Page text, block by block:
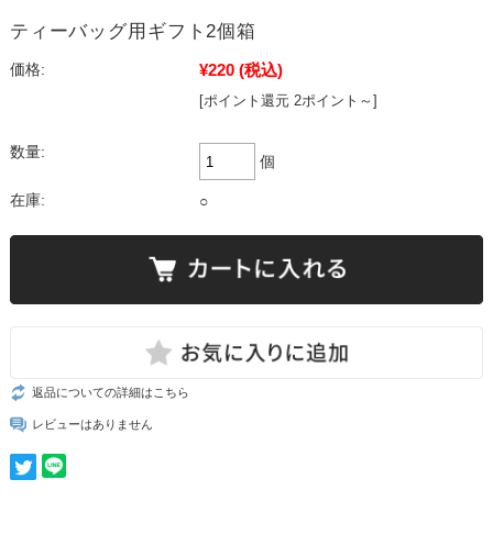
ティーバッグ用ギフト2個箱
価格: ¥220 (税込)
[ポイント還元 2ポイント～]
数量:
個
在庫: ○
返品についての詳細はこちら
レビューはありません